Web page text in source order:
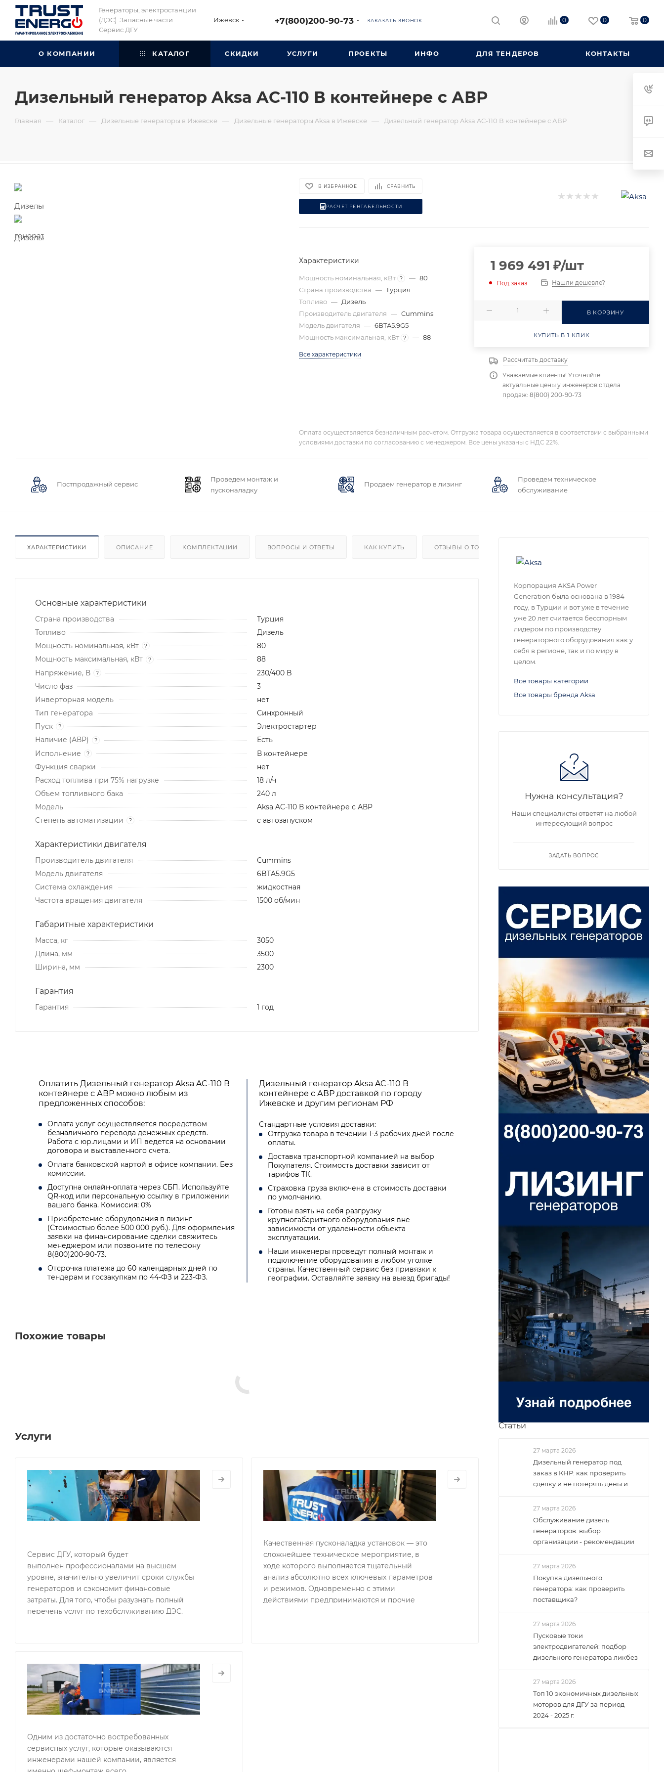
Генераторы, электростанции
(ДЭС). Запасные части.
Сервис ДГУ
Ижевск +7(800)200-90-73 ЗАКАЗАТЬ ЗВОНОК 0 0 0
О КОМПАНИИ КАТАЛОГ СКИДКИ УСЛУГИ ПРОЕКТЫ ИНФО ДЛЯ ТЕНДЕРОВ КОНТАКТЫ
Дизельный генератор Aksa AC-110 В контейнере с АВР
Главная — Каталог — Дизельные генераторы в Ижевске — Дизельные генераторы Aksa в Ижевске — Дизельный генератор Aksa AC-110 В контейнере с АВР
В ИЗБРАННОЕ СРАВНИТЬ
РАСЧЕТ РЕНТАБЕЛЬНОСТИ
Характеристики
Мощность номинальная, кВт ? — 80
Страна производства — Турция
Топливо — Дизель
Производитель двигателя — Cummins
Модель двигателя — 6BTA5.9G5
Мощность максимальная, кВт ? — 88
Все характеристики
1 969 491 ₽/шт
Под заказ Нашли дешевле?
В КОРЗИНУ
КУПИТЬ В 1 КЛИК
Рассчитать доставку
Уважаемые клиенты! Уточняйте
актуальные цены у инженеров отдела
продаж: 8(800) 200-90-73
Оплата осуществляется безналичным расчетом. Отгрузка товара осуществляется в соответствии с выбранными
условиями доставки по согласованию с менеджером. Все цены указаны с НДС 22%.
Постпродажный сервис
Проведем монтаж и
пусконаладку
Продаем генератор в лизинг
Проведем техническое
обслуживание
ХАРАКТЕРИСТИКИ ОПИСАНИЕ КОМПЛЕКТАЦИИ ВОПРОСЫ И ОТВЕТЫ КАК КУПИТЬ ОТЗЫВЫ О ТОВАРЕ
Основные характеристики
Страна производства
Турция
Топливо
Дизель
Мощность номинальная, кВт
?
80
Мощность максимальная, кВт
?
88
Напряжение, В
?
230/400 B
Число фаз
3
Инверторная модель
нет
Тип генератора
Синхронный
Пуск
?
Электростартер
Наличие (АВР)
?
Есть
Исполнение
?
В контейнере
Функция сварки
нет
Расход топлива при 75% нагрузке
18 л/ч
Объем топливного бака
240 л
Модель
Aksa AC-110 В контейнере с АВР
Степень автоматизации
? с автозапуском
Характеристики двигателя
Производитель двигателя
Cummins
Модель двигателя
6BTA5.9G5
Система охлаждения
жидкостная
Частота вращения двигателя
1500 об/мин
Габаритные характеристики
Масса, кг
3050
Длина, мм
3500
Ширина, мм
2300
Гарантия
Гарантия 1 год
Оплатить Дизельный генератор Aksa AC-110 В
контейнере с АВР можно любым из
предложенных способов:
Оплата услуг осуществляется посредством
безналичного перевода денежных средств.
Работа с юр.лицами и ИП ведется на основании
договора и выставленного счета.
Оплата банковской картой в офисе компании. Без
комиссии.
Доступна онлайн-оплата через СБП. Используйте
QR-код или персональную ссылку в приложении
вашего банка. Комиссия: 0%
Приобретение оборудования в лизинг
(Стоимостью более 500 000 руб.). Для оформления
заявки на финансирование сделки свяжитесь
менеджером или позвоните по телефону
8(800)200-90-73.
Отсрочка платежа до 60 календарных дней по
тендерам и госзакупкам по 44-ФЗ и 223-ФЗ.
Дизельный генератор Aksa AC-110 В
контейнере с АВР доставкой по городу
Ижевске и другим регионам РФ
Стандартные условия доставки:
Отгрузка товара в течении 1-3 рабочих дней после
оплаты.
Доставка транспортной компанией на выбор
Покупателя. Стоимость доставки зависит от
тарифов ТК.
Страховка груза включена в стоимость доставки
по умолчанию.
Готовы взять на себя разгрузку
крупногабаритного оборудования вне
зависимости от удаленности объекта
эксплуатации.
Наши инженеры проведут полный монтаж и
подключение оборудования в любом уголке
страны. Качественный сервис без привязки к
географии. Оставляйте заявку на выезд бригады!
Похожие товары
Услуги
ОБСЛУЖИВАНИЕ
Сервис
и
Сервис ДГУ, который будет
выполнен профессионалами на высшем
уровне, значительно увеличит сроки службы
генераторов и сэкономит финансовые
затраты. Для того, чтобы разузнать полный
перечень услуг по техобслуживанию ДЭС,
РАБОТЫ
Качественная пусконаладка установок — это
сложнейшее техническое мероприятие, в
ходе которого выполняется тщательный
анализ абсолютно всех ключевых параметров
и режимов. Одновременно с этими
действиями предпринимаются и прочие
РАБОТЫ
ГЕНЕРАТОРОВ
Шеф
монтаж
генераторов
Одним из достаточно востребованных
сервисных услуг, которые оказываются
инженерами нашей компании, является
Корпорация AKSA Power
Generation была основана в 1984
году, в Турции и вот уже в течение
уже 20 лет считается бесспорным
лидером по производству
генераторного оборудования как у
себя в регионе, так и по миру в
целом.
Все товары категории
Все товары бренда Aksa
Нужна консультация?
Наши специалисты ответят на любой
интересующий вопрос
ЗАДАТЬ ВОПРОС
Статьи
27 марта 2026
Дизельный генератор под
заказ в КНР: как проверить
сделку и не потерять деньги
27 марта 2026
Обслуживание дизель
генераторов: выбор
организации - рекомендации
27 марта 2026
Покупка дизельного
генератора: как проверить
поставщика?
27 марта 2026
Пусковые токи
электродвигателей: подбор
дизельного генератора ликбез
27 марта 2026
Топ 10 экономичных дизельных
моторов для ДГУ за период
2024 - 2025 г.